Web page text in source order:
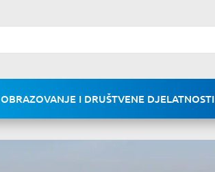
OBRAZOVANJE I DRUŠTVENE DJELATNOSTI